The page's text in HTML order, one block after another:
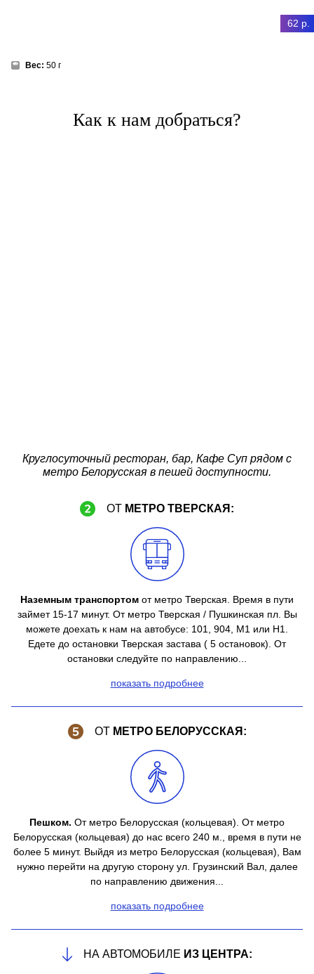
62 р.
Вес: 50 г
Как к нам добраться?
Круглосуточный ресторан, бар, Кафе Суп рядом с
метро Белорусская в пешей доступности.
ОТ МЕТРО ТВЕРСКАЯ:
Наземным транспортом от метро Тверская. Время в пути
займет 15-17 минут. От метро Тверская / Пушкинская пл. Вы
можете доехать к нам на автобусе: 101, 904, М1 или Н1.
Едете до остановки Тверская застава ( 5 остановок). От
остановки следуйте по направлению...
показать подробнее
ОТ МЕТРО БЕЛОРУССКАЯ:
Пешком. От метро Белорусская (кольцевая). От метро
Белорусская (кольцевая) до нас всего 240 м., время в пути не
более 5 минут. Выйдя из метро Белорусская (кольцевая), Вам
нужно перейти на другую сторону ул. Грузинский Вал, далее
по направлению движения...
показать подробнее
НА АВТОМОБИЛЕ ИЗ ЦЕНТРА: